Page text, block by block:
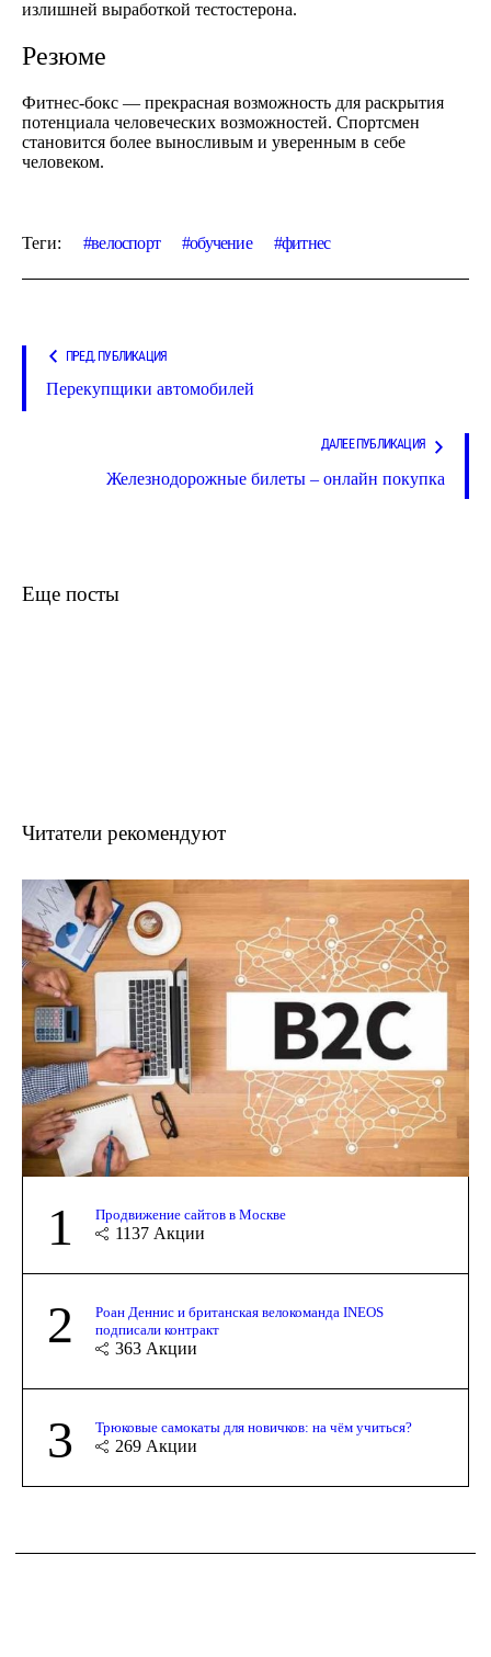
излишней выработкой тестостерона.
Резюме
Фитнес-бокс — прекрасная возможность для раскрытия
потенциала человеческих возможностей. Спортсмен
становится более выносливым и уверенным в себе
человеком.
Теги: велоспорт обучение фитнес
ПРЕД. ПУБЛИКАЦИЯ
Перекупщики автомобилей
ДАЛЕЕ ПУБЛИКАЦИЯ
Железнодорожные билеты – онлайн покупка
Еще посты
Читатели рекомендуют
1 Продвижение сайтов в Москве
1137 Акции
2
Роан Деннис и британская велокоманда INEOS
подписали контракт
363 Акции
3 Трюковые самокаты для новичков: на чём учиться?
269 Акции